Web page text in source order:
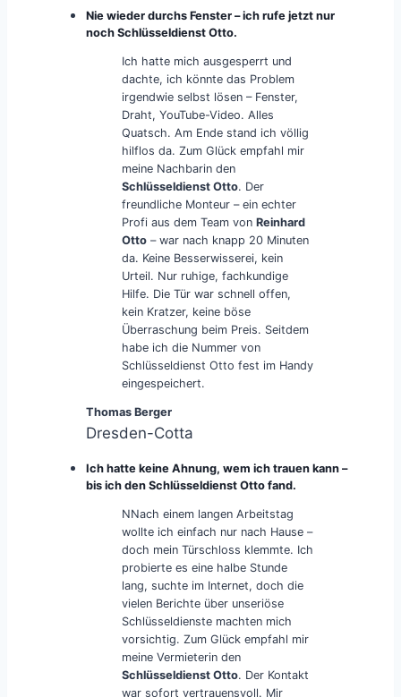
Nie wieder durchs Fenster – ich rufe jetzt nur
noch Schlüsseldienst Otto.
Ich hatte mich ausgesperrt und
dachte, ich könnte das Problem
irgendwie selbst lösen – Fenster,
Draht, YouTube-Video. Alles
Quatsch. Am Ende stand ich völlig
hilflos da. Zum Glück empfahl mir
meine Nachbarin den
Schlüsseldienst Otto. Der
freundliche Monteur – ein echter
Profi aus dem Team von Reinhard
Otto – war nach knapp 20 Minuten
da. Keine Besserwisserei, kein
Urteil. Nur ruhige, fachkundige
Hilfe. Die Tür war schnell offen,
kein Kratzer, keine böse
Überraschung beim Preis. Seitdem
habe ich die Nummer von
Schlüsseldienst Otto fest im Handy
eingespeichert.
Thomas Berger
Dresden-Cotta
Ich hatte keine Ahnung, wem ich trauen kann –
bis ich den Schlüsseldienst Otto fand.
NNach einem langen Arbeitstag
wollte ich einfach nur nach Hause –
doch mein Türschloss klemmte. Ich
probierte es eine halbe Stunde
lang, suchte im Internet, doch die
vielen Berichte über unseriöse
Schlüsseldienste machten mich
vorsichtig. Zum Glück empfahl mir
meine Vermieterin den
Schlüsseldienst Otto. Der Kontakt
war sofort vertrauensvoll. Mir